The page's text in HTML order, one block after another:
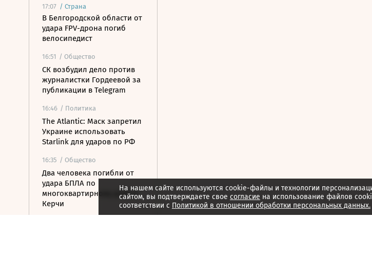
17:07 / Страна
В Белгородской области от
удара FPV-дрона погиб
велосипедист
16:51 / Общество
СК возбудил дело против
журналистки Гордеевой за
публикации в Telegram
16:46 / Политика
The Atlantic: Маск запретил
Украине использовать
Starlink для ударов по РФ
16:35 / Общество
Два человека погибли от
удара БПЛА по
многоквартирному дому в
Керчи
На нашем сайте используются cookie-файлы и технологии
сайтом, вы подтверждаете свое согласие на использование файлов
соответствии с Политикой в отношении обработки персональных данных.